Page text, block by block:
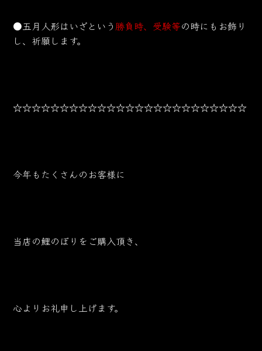
●五月人形はいざという 勝負時、受験等の時にもお飾り
し、祈願します。
☆☆☆☆☆☆☆☆☆☆☆☆☆☆☆☆☆☆☆☆☆☆☆☆☆
今年もたくさんのお客様に
当店の鯉のぼりをご購入頂き、
心よりお礼申し上げます。